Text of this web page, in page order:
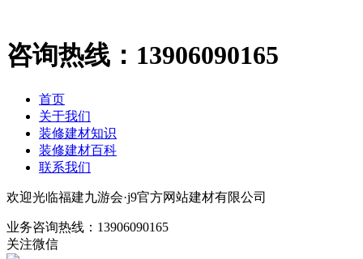
咨询热线： 13906090165
首页
关于我们
装修建材知识
装修建材百科
联系我们
欢迎光临福建九游会·j9官方网站建材有限公司
业务咨询热线： 13906090165
关注微信